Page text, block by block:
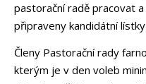
pastorační radě pracovat
připraveny kandidátní
Členy Pastorační rady
kterým je v den voleb